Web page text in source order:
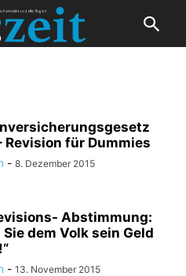
Revision für Dummies
- 8. Dezember 2015
Abstimmung:
Sie dem Volk sein Geld
- 13. November 2015